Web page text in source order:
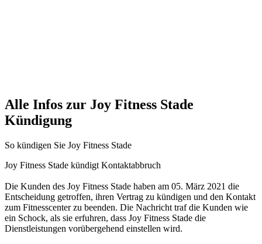
Alle Infos zur Joy Fitness Stade
Kündigung
So kündigen Sie Joy Fitness Stade
Joy Fitness Stade kündigt Kontaktabbruch
Die Kunden des Joy Fitness Stade haben am 05. März 2021 die
Entscheidung getroffen, ihren Vertrag zu kündigen und den Kontakt
zum Fitnesscenter zu beenden. Die Nachricht traf die Kunden wie
ein Schock, als sie erfuhren, dass Joy Fitness Stade die
Dienstleistungen vorübergehend einstellen wird.